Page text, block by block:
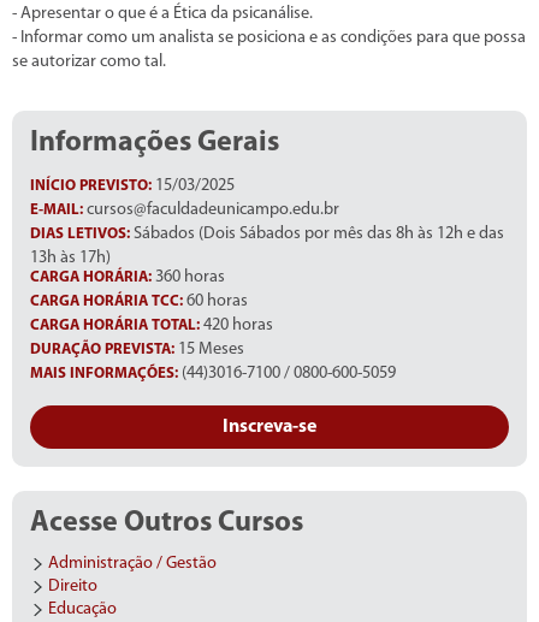
- Apresentar o que é a Ética da psicanálise.
- Informar como um analista se posiciona e as condições para que possa
se autorizar como tal.
Informações Gerais
INÍCIO PREVISTO: 15/03/2025
E-MAIL: cursos@faculdadeunicampo.edu.br
DIAS LETIVOS: Sábados (Dois Sábados por mês das 8h às 12h e das
13h às 17h)
CARGA HORÁRIA: 360 horas
CARGA HORÁRIA TCC: 60 horas
CARGA HORÁRIA TOTAL: 420 horas
DURAÇÃO PREVISTA: 15 Meses
MAIS INFORMAÇÕES: (44)3016-7100 / 0800-600-5059
Inscreva-se
Acesse Outros Cursos
Administração / Gestão
Direito
Educação